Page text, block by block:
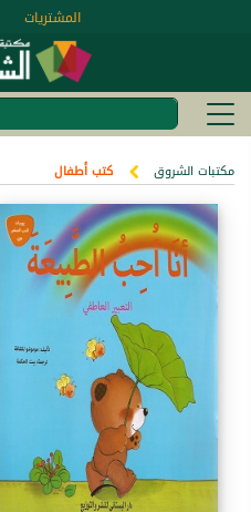
المشتريات
مكتبات الشروق كتب أطفال